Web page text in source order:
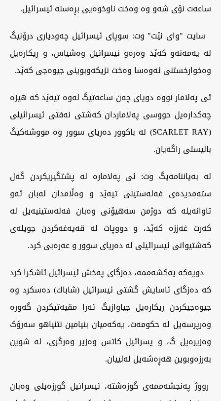
ساعەت نۆی شەو وە وەخت ناوخوەیی بڕەسنە ئیسرائیل.
سایت "وای نێت" وت: سوپای ئیسرائیل چەودیاری درۆنیگ
لە یەمەنەو کەێد وەرەو ئیسرائیل وەشیاس، و ریکارەیل
وەخوارخستنی ئەوەسا وەخت نزیکەوبوینی جیوەجی کەێد.
ئی پەلامار نووە دویای چەن ساعەتیگ لەوە تیەێد کە هیزە
چەکدارەیل حووسی پەلاماردان کەشتی نەفتی ئیسرائیلی
(SCARLET RAY) لە باکوور دەریای سوور وە مووشەکیگ
بالیستی راگەیان.
لە بەیاننامەیگ وت: ئی پەلامارە لە پشتگیریکردن گەل
ستەمدیدەی فەلەستینی تیەێد و وەڵامدان لەبان ئەو
تاوانەیلە کە دوژمن سەهیۆنی وەبان فەلەستینیەیل لە
کەرت غەززە کەێد، و دووپات لە قەیەغەکردن جویلەی
کەشتیوانی ئیسرائیلی لە دەریای سوور و عەرەبی کرد.
دویەکە یەکشەممە، دەزگای پەخش ئیسرائیل ئاشکرا کرد
کە دەزگای ئاسایش گشتی ئیسرائیل (شاباك) دەسکرد وە
جیوەجیکردن ریکارەیل جیاوازیگ ئەرا مقیەتیکردن گەورە
وەرپرسەیل لە حکومەت، یەکەمیان بنیامین نتنیاهو سەرۆک
وەزیرەیل گ، و یسرائیل کاتس وەزیر وەرگری، لە شوین
بەرزەوبوین هەڕەشەیل لەلییان.
رووژ پەنجشەممەی گوزەشتە، ئیسرائیل گورزەیلی وەبان